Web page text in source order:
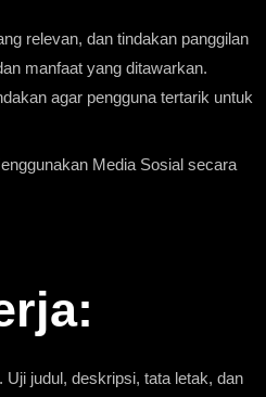
relevan, dan tindakan panggilan
manfaat yang ditawarkan.
agar pengguna tertarik untuk
Media Sosial secara
judul, deskripsi, tata letak, dan